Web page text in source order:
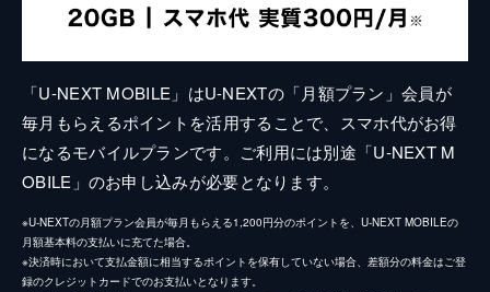
「U-NEXT MOBILE」はU-NEXTの「月額プラン」会員が
毎月もらえるポイントを活用することで、スマホ代がお得
になるモバイルプランです。ご利用には別途「U-NEXT M
OBILE」のお申し込みが必要となります。
※U-NEXTの月額プラン会員が毎月もらえる1,200円分のポイントを、U-NEXT MOBILEの
月額基本料の支払いに充てた場合。
※決済時において支払金額に相当するポイントを保有していない場合、差額分の料金はご登
録のクレジットカードでのお支払いとなります。